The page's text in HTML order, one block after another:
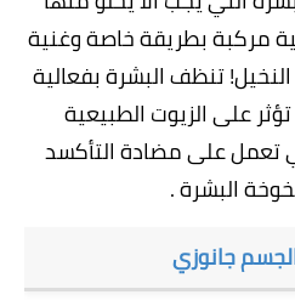
مركبة بطريقة خاصة وغنية
تنظف البشرة بفعالية
على الزيوت الطبيعية
تعمل على مضادة التأكسد
البشرة .